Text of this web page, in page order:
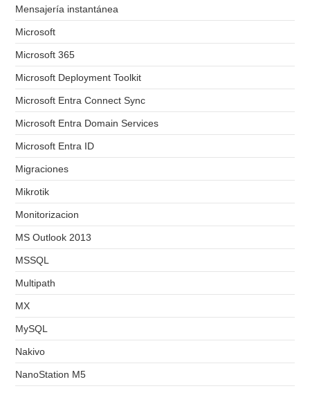
Mensajería instantánea
Microsoft
Microsoft 365
Microsoft Deployment Toolkit
Microsoft Entra Connect Sync
Microsoft Entra Domain Services
Microsoft Entra ID
Migraciones
Mikrotik
Monitorizacion
MS Outlook 2013
MSSQL
Multipath
MX
MySQL
Nakivo
NanoStation M5